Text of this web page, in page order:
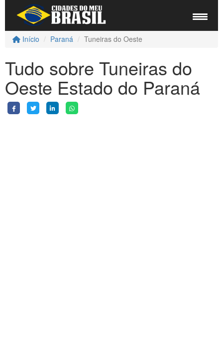
Início Paraná Tuneiras do Oeste
Tudo sobre Tuneiras do
Oeste Estado do Paraná